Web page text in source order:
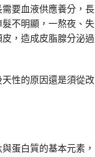
要血液供應養分，長
不明顯，一熬夜、失
，造成皮脂腺分泌過
性的原因還是須從改
蛋白質的基本元素，